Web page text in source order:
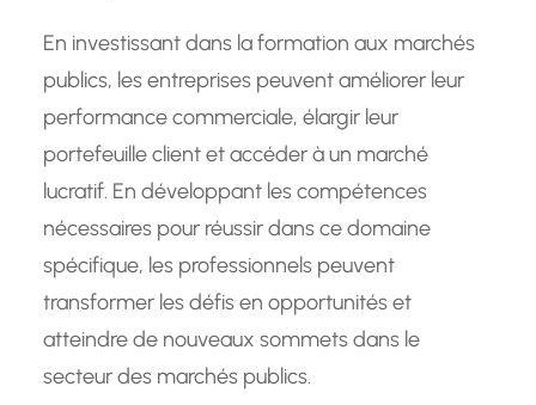
En investissant dans la formation aux marchés
publics, les entreprises peuvent améliorer leur
performance commerciale, élargir leur
portefeuille client et accéder à un marché
lucratif. En développant les compétences
nécessaires pour réussir dans ce domaine
spécifique, les professionnels peuvent
transformer les défis en opportunités et
atteindre de nouveaux sommets dans le
secteur des marchés publics.